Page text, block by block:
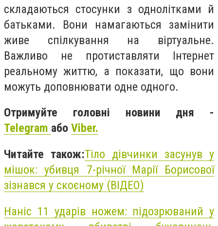
складаються стосунки з однолітками й
батьками. Вони намагаються замінити
живе спілкування на віртуальне.
Важливо не протиставляти Інтернет
реальному життю, а показати, що вони
можуть доповнювати одне одного.
Отримуйте головні новини дня -
Telegram або Viber.
Читайте також:Тіло дівчинки засунув у
мішок: убивця 7-річної Марії Борисової
зізнався у скоєному (ВІДЕО)
Наніс 11 ударів ножем: підозрюваний у